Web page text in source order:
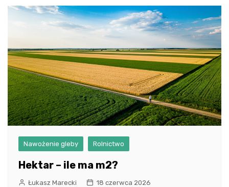
Nawożenie gleby Rolnictwo
Hektar – ile ma m2?
Łukasz Marecki 18 czerwca 2026